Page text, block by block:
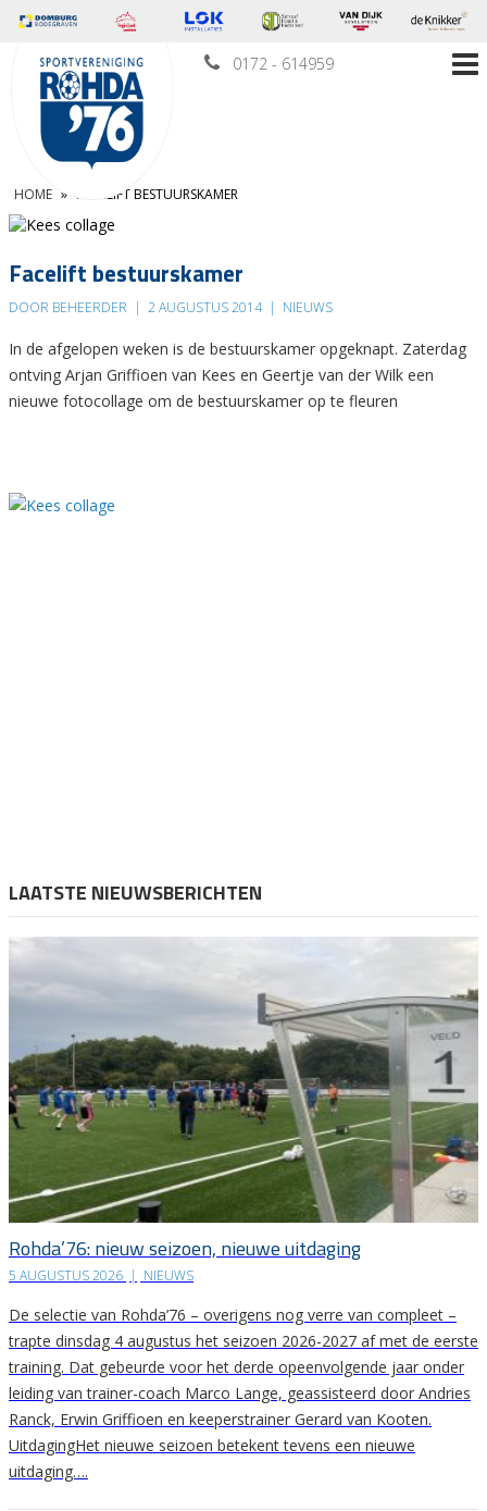
0172 - 614959
HOME » FACELIFT BESTUURSKAMER
Facelift bestuurskamer
DOOR BEHEERDER | 2 AUGUSTUS 2014 | NIEUWS
In de afgelopen weken is de bestuurskamer opgeknapt. Zaterdag
ontving Arjan Griffioen van Kees en Geertje van der Wilk een
nieuwe fotocollage om de bestuurskamer op te fleuren
LAATSTE NIEUWSBERICHTEN
Rohda’76: nieuw seizoen, nieuwe uitdaging
5 AUGUSTUS 2026 | NIEUWS
De selectie van Rohda’76 – overigens nog verre van compleet –
trapte dinsdag 4 augustus het seizoen 2026-2027 af met de eerste
training. Dat gebeurde voor het derde opeenvolgende jaar onder
leiding van trainer-coach Marco Lange, geassisteerd door Andries
Ranck, Erwin Griffioen en keeperstrainer Gerard van Kooten.
UitdagingHet nieuwe seizoen betekent tevens een nieuwe
uitdaging….